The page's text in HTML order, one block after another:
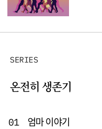
SERIES
온전히 생존기
01 엄마 이야기